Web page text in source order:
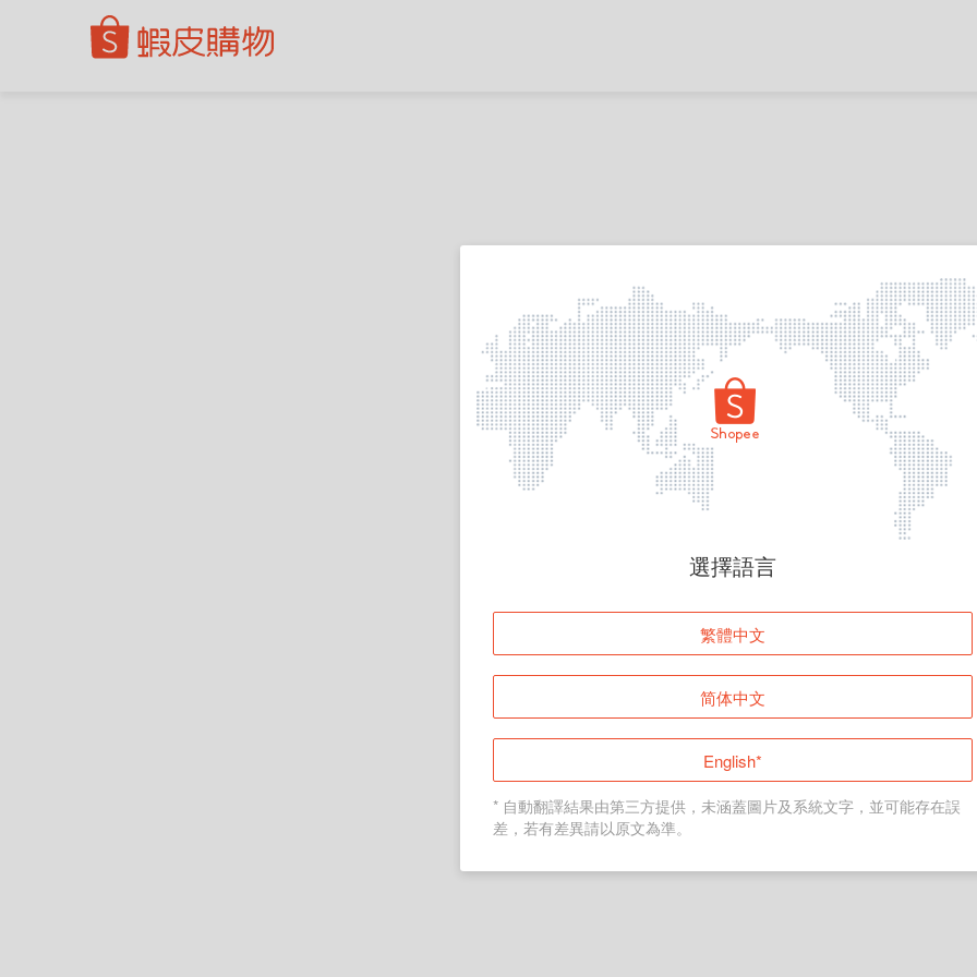
頁面無法顯示
登入
返回首頁
選擇語言
繁體中文
简体中文
English*
* 自動翻譯結果由第三方提供，未涵蓋圖片及系統文字，並可能存在誤
差，若有差異請以原文為準。